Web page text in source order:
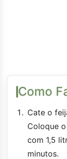
Como
Cate o
Coloque
com 1,5
minutos.